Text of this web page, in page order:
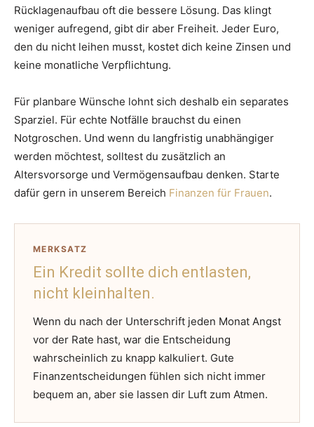
Rücklagenaufbau oft die bessere Lösung. Das klingt
weniger aufregend, gibt dir aber Freiheit. Jeder Euro,
den du nicht leihen musst, kostet dich keine Zinsen und
keine monatliche Verpflichtung.
Für planbare Wünsche lohnt sich deshalb ein separates
Sparziel. Für echte Notfälle brauchst du einen
Notgroschen. Und wenn du langfristig unabhängiger
werden möchtest, solltest du zusätzlich an
Altersvorsorge und Vermögensaufbau denken. Starte
dafür gern in unserem Bereich Finanzen für Frauen.
MERKSATZ
Ein Kredit sollte dich entlasten,
nicht kleinhalten.
Wenn du nach der Unterschrift jeden Monat Angst
vor der Rate hast, war die Entscheidung
wahrscheinlich zu knapp kalkuliert. Gute
Finanzentscheidungen fühlen sich nicht immer
bequem an, aber sie lassen dir Luft zum Atmen.